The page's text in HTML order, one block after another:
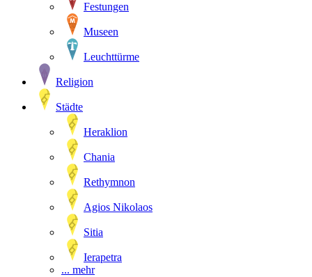
Festungen
Museen
Leuchttürme
Religion
Städte
Heraklion
Chania
Rethymnon
Agios Nikolaos
Sitia
Ierapetra
... mehr